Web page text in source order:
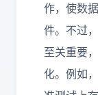
作，使数
件。不过
至关重要
化。例如